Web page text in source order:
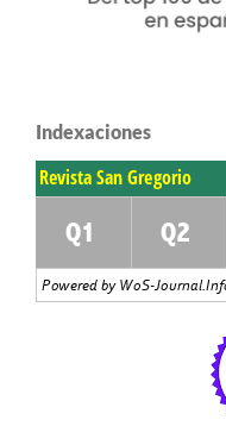
Indexaciones